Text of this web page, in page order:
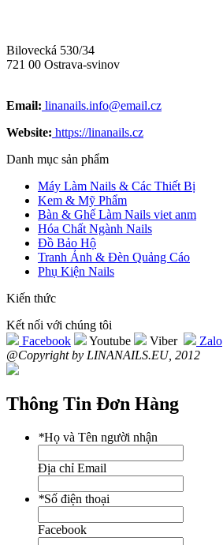
Bilovecká 530/34
721 00 Ostrava-svinov
Email: linanails.info@email.cz
Website: https://linanails.cz
Danh mục sản phẩm
Máy Làm Nails & Các Thiết Bị
Kem & Mỹ Phẩm
Bàn & Ghế Làm Nails viet anm
Hóa Chất Ngành Nails
Đồ Bảo Hộ
Tranh Ảnh & Đèn Quảng Cáo
Phụ Kiện Nails
Kiến thức
Kết nối với chúng tôi
Facebook
Youtube Viber
Zalo
@Copyright by LINANAILS.EU, 2012
Thông Tin Đơn Hàng
*Họ và Tên người nhận
Địa chỉ Email
*Số điện thoại
Facebook